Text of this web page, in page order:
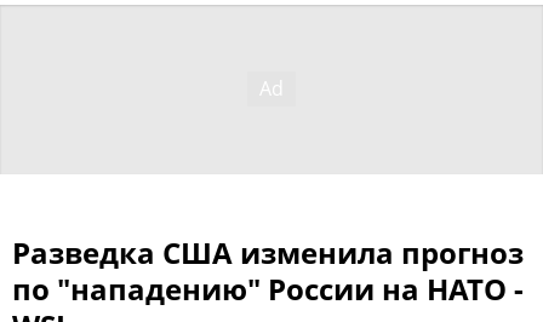
Разведка США изменила прогноз
по "нападению" России на НАТО -